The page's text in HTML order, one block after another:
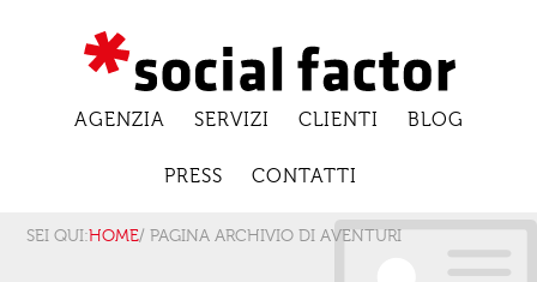
AGENZIA SERVIZI CLIENTI BLOG
PRESS CONTATTI
SEI QUI:HOME/ PAGINA ARCHIVIO DI AVENTURI